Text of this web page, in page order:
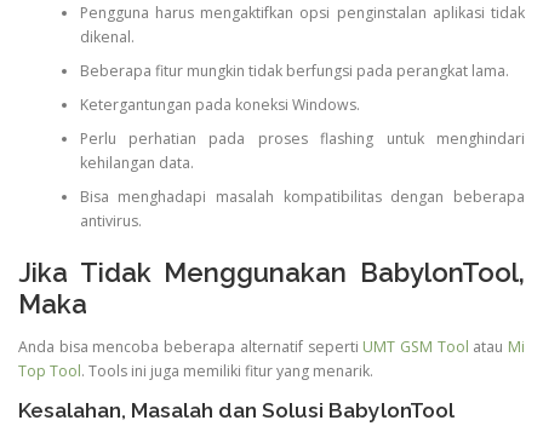
Pengguna harus mengaktifkan opsi penginstalan aplikasi tidak
dikenal.
Beberapa fitur mungkin tidak berfungsi pada perangkat lama.
Ketergantungan pada koneksi Windows.
Perlu perhatian pada proses flashing untuk menghindari
kehilangan data.
Bisa menghadapi masalah kompatibilitas dengan beberapa
antivirus.
Jika Tidak Menggunakan BabylonTool,
Maka
Anda bisa mencoba beberapa alternatif seperti UMT GSM Tool atau Mi
Top Tool. Tools ini juga memiliki fitur yang menarik.
Kesalahan, Masalah dan Solusi BabylonTool